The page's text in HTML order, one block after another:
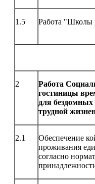
1.5 Работа
2
Работа
гостиницы
для
трудной
2.1
Обеспечение
проживания
согласно